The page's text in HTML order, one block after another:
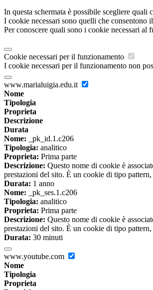
In questa schermata è possibile scegliere quali
I cookie necessari sono quelli che
Per conoscere quali sono i cookie necessari al
Cookie necessari per il funzionamento
I cookie necessari per il funzionamento non
www.marialuigia.edu.it
Nome
Tipologia
Proprieta
Descrizione
Durata
Nome: _pk_id.1.c206
Tipologia: analitico
Proprieta: Prima parte
Descrizione: Questo nome di cookie è
prestazioni del sito. È un cookie di tipo
Durata: 1 anno
Nome: _pk_ses.1.c206
Tipologia: analitico
Proprieta: Prima parte
Descrizione: Questo nome di cookie è
prestazioni del sito. È un cookie di tipo
Durata: 30 minuti
www.youtube.com
Nome
Tipologia
Proprieta